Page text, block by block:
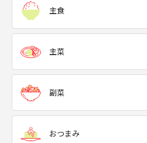
主食
主菜
副菜
おつまみ